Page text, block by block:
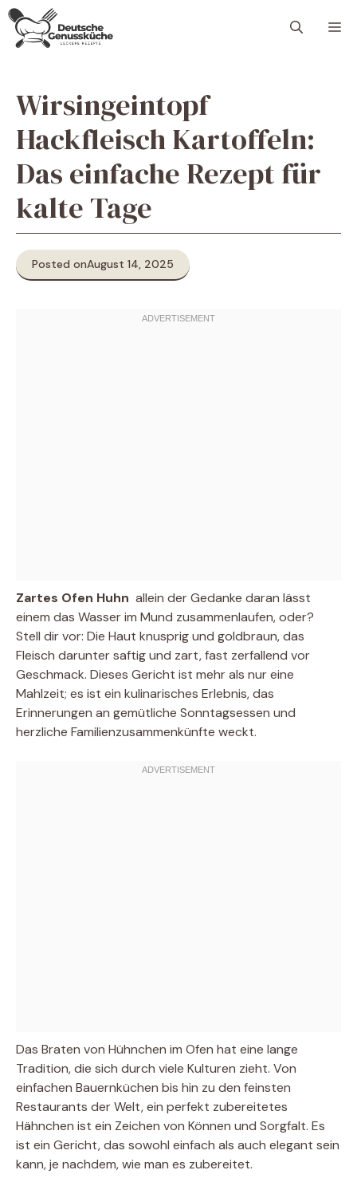
Skip
content
Wirsingeintopf
Hackfleisch Kartoffeln:
Das einfache Rezept für
kalte Tage
Posted onAugust 14, 2025
Zartes Ofen Huhn  allein der Gedanke daran lässt
einem das Wasser im Mund zusammenlaufen, oder?
Stell dir vor: Die Haut knusprig und goldbraun, das
Fleisch darunter saftig und zart, fast zerfallend vor
Geschmack. Dieses Gericht ist mehr als nur eine
Mahlzeit; es ist ein kulinarisches Erlebnis, das
Erinnerungen an gemütliche Sonntagsessen und
herzliche Familienzusammenkünfte weckt.
Das Braten von Hühnchen im Ofen hat eine lange
Tradition, die sich durch viele Kulturen zieht. Von
einfachen Bauernküchen bis hin zu den feinsten
Restaurants der Welt, ein perfekt zubereitetes
Hähnchen ist ein Zeichen von Können und Sorgfalt. Es
ist ein Gericht, das sowohl einfach als auch elegant sein
kann, je nachdem, wie man es zubereitet.